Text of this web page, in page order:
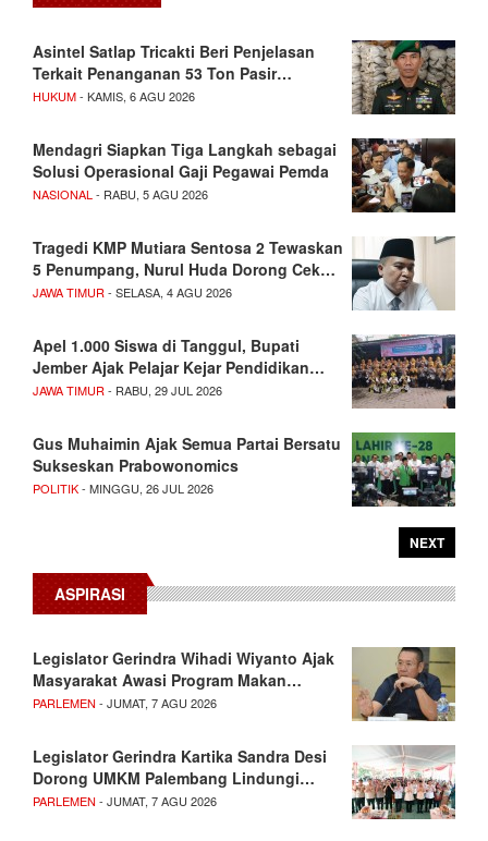
Asintel Satlap Tricakti Beri Penjelasan
Terkait Penanganan 53 Ton Pasir…
HUKUM- KAMIS, 6 AGU 2026
Mendagri Siapkan Tiga Langkah sebagai
Solusi Operasional Gaji Pegawai Pemda
NASIONAL - RABU, 5 AGU 2026
Tragedi KMP Mutiara Sentosa 2 Tewaskan
5 Penumpang, Nurul Huda Dorong Cek…
JAWA TIMUR - SELASA, 4 AGU 2026
Apel 1.000 Siswa di Tanggul, Bupati
Jember Ajak Pelajar Kejar Pendidikan…
JAWA TIMUR - RABU, 29 JUL 2026
Gus Muhaimin Ajak Semua Partai Bersatu
Sukseskan Prabowonomics
POLITIK- MINGGU, 26 JUL 2026
NEXT
ASPIRASI
Legislator Gerindra Wihadi Wiyanto Ajak
Masyarakat Awasi Program Makan…
PARLEMEN - JUMAT, 7 AGU 2026
Legislator Gerindra Kartika Sandra Desi
Dorong UMKM Palembang Lindungi…
PARLEMEN - JUMAT, 7 AGU 2026